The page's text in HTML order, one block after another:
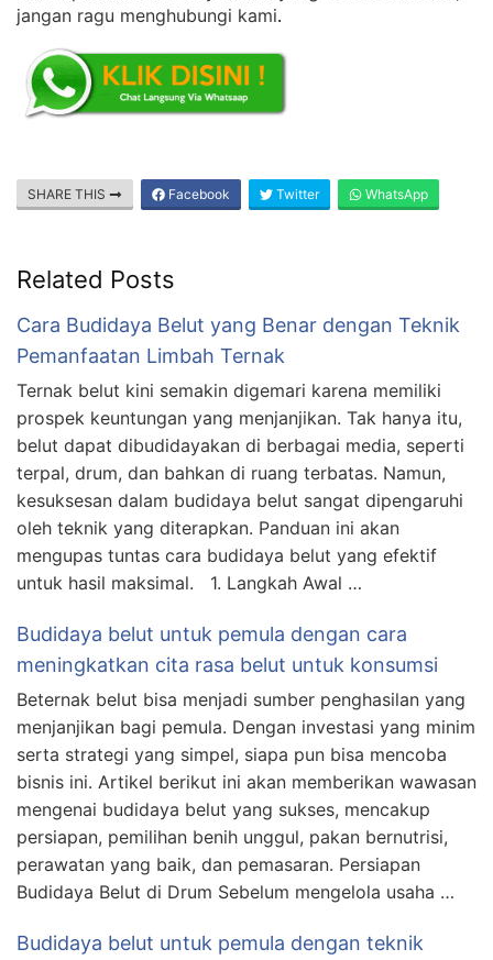
jangan ragu menghubungi kami.
SHARE THIS Facebook Twitter WhatsApp
Related Posts
Cara Budidaya Belut yang Benar dengan Teknik
Pemanfaatan Limbah Ternak
Ternak belut kini semakin digemari karena memiliki
prospek keuntungan yang menjanjikan. Tak hanya itu,
belut dapat dibudidayakan di berbagai media, seperti
terpal, drum, dan bahkan di ruang terbatas. Namun,
kesuksesan dalam budidaya belut sangat dipengaruhi
oleh teknik yang diterapkan. Panduan ini akan
mengupas tuntas cara budidaya belut yang efektif
untuk hasil maksimal. 1. Langkah Awal …
Budidaya belut untuk pemula dengan cara
meningkatkan cita rasa belut untuk konsumsi
Beternak belut bisa menjadi sumber penghasilan yang
menjanjikan bagi pemula. Dengan investasi yang minim
serta strategi yang simpel, siapa pun bisa mencoba
bisnis ini. Artikel berikut ini akan memberikan wawasan
mengenai budidaya belut yang sukses, mencakup
persiapan, pemilihan benih unggul, pakan bernutrisi,
perawatan yang baik, dan pemasaran. Persiapan
Budidaya Belut di Drum Sebelum mengelola usaha …
Budidaya belut untuk pemula dengan teknik